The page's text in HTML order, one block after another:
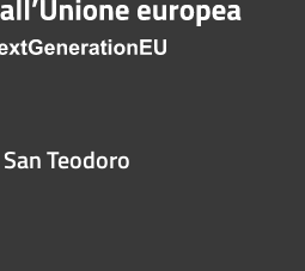
Teodoro